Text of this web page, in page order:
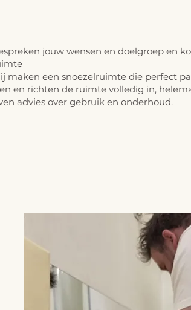
jouw wensen en doelgroep en
maken een snoezelruimte die perfect
en richten de ruimte volledig in,
advies over gebruik en onderhoud.